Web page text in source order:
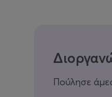
Πούλησε